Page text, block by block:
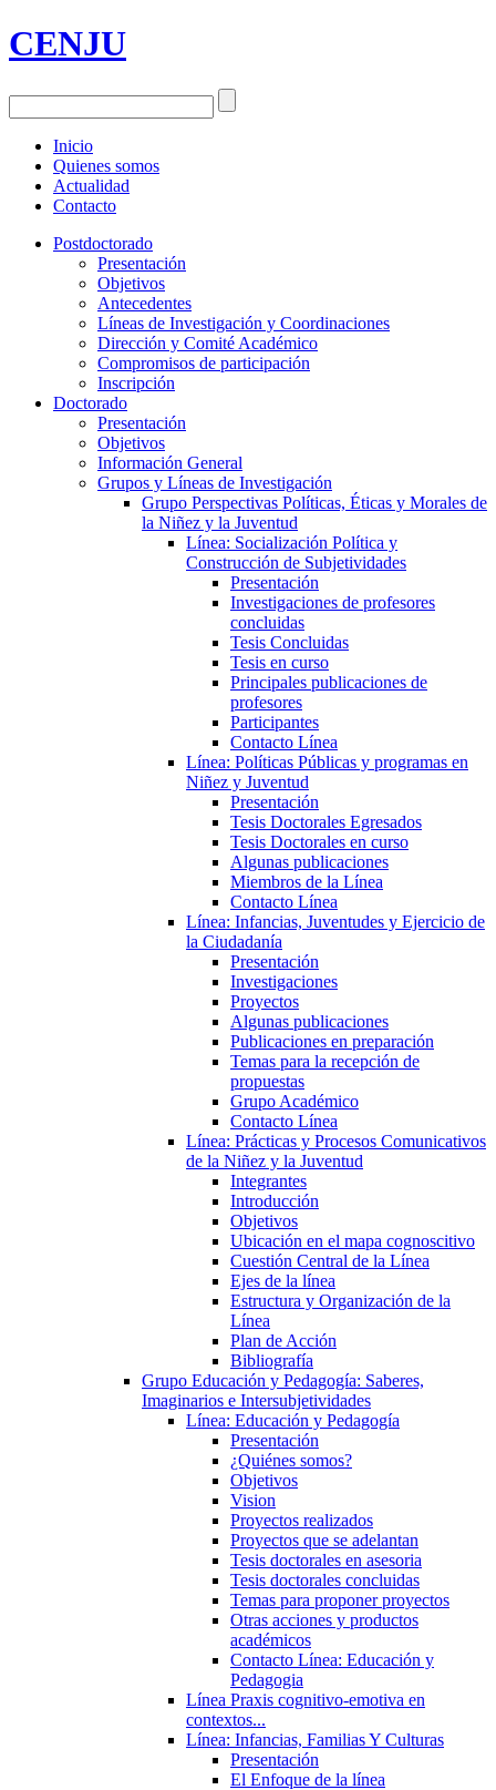
CENJU
Inicio
Quienes somos
Actualidad
Contacto
Postdoctorado
Presentación
Objetivos
Antecedentes
Líneas de Investigación y Coordinaciones
Dirección y Comité Académico
Compromisos de participación
Inscripción
Doctorado
Presentación
Objetivos
Información General
Grupos y Líneas de Investigación
Grupo Perspectivas Políticas, Éticas y Morales de
la Niñez y la Juventud
Línea: Socialización Política y
Construcción de Subjetividades
Presentación
Investigaciones de profesores
concluidas
Tesis Concluidas
Tesis en curso
Principales publicaciones de
profesores
Participantes
Contacto Línea
Línea: Políticas Públicas y programas en
Niñez y Juventud
Presentación
Tesis Doctorales Egresados
Tesis Doctorales en curso
Algunas publicaciones
Miembros de la Línea
Contacto Línea
Línea: Infancias, Juventudes y Ejercicio de
la Ciudadanía
Presentación
Investigaciones
Proyectos
Algunas publicaciones
Publicaciones en preparación
Temas para la recepción de
propuestas
Grupo Académico
Contacto Línea
Línea: Prácticas y Procesos Comunicativos
de la Niñez y la Juventud
Integrantes
Introducción
Objetivos
Ubicación en el mapa cognoscitivo
Cuestión Central de la Línea
Ejes de la línea
Estructura y Organización de la
Línea
Plan de Acción
Bibliografía
Grupo Educación y Pedagogía: Saberes,
Imaginarios e Intersubjetividades
Línea: Educación y Pedagogía
Presentación
¿Quiénes somos?
Objetivos
Vision
Proyectos realizados
Proyectos que se adelantan
Tesis doctorales en asesoria
Tesis doctorales concluidas
Temas para proponer proyectos
Otras acciones y productos
académicos
Contacto Línea: Educación y
Pedagogia
Línea Praxis cognitivo-emotiva en
contextos...
Línea: Infancias, Familias Y Culturas
Presentación
El Enfoque de la línea